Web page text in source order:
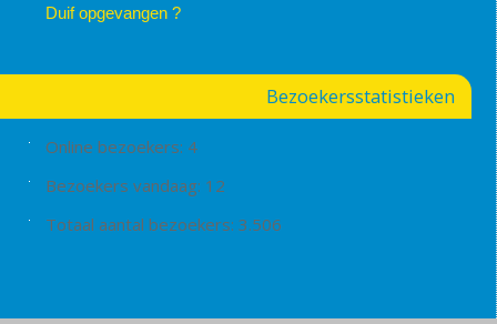
Duif opgevangen ?
Bezoekersstatistieken
Online bezoekers: 4
Bezoekers vandaag: 12
Totaal aantal bezoekers: 3.506